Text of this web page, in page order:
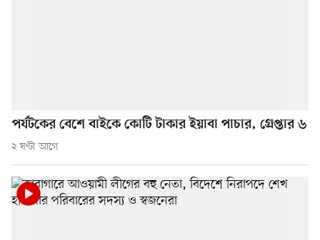
পর্যটকের বেশে বাইকে কোটি টাকার ইয়াবা পাচার, গ্রেপ্তার ৬
২ ঘণ্টা আগে